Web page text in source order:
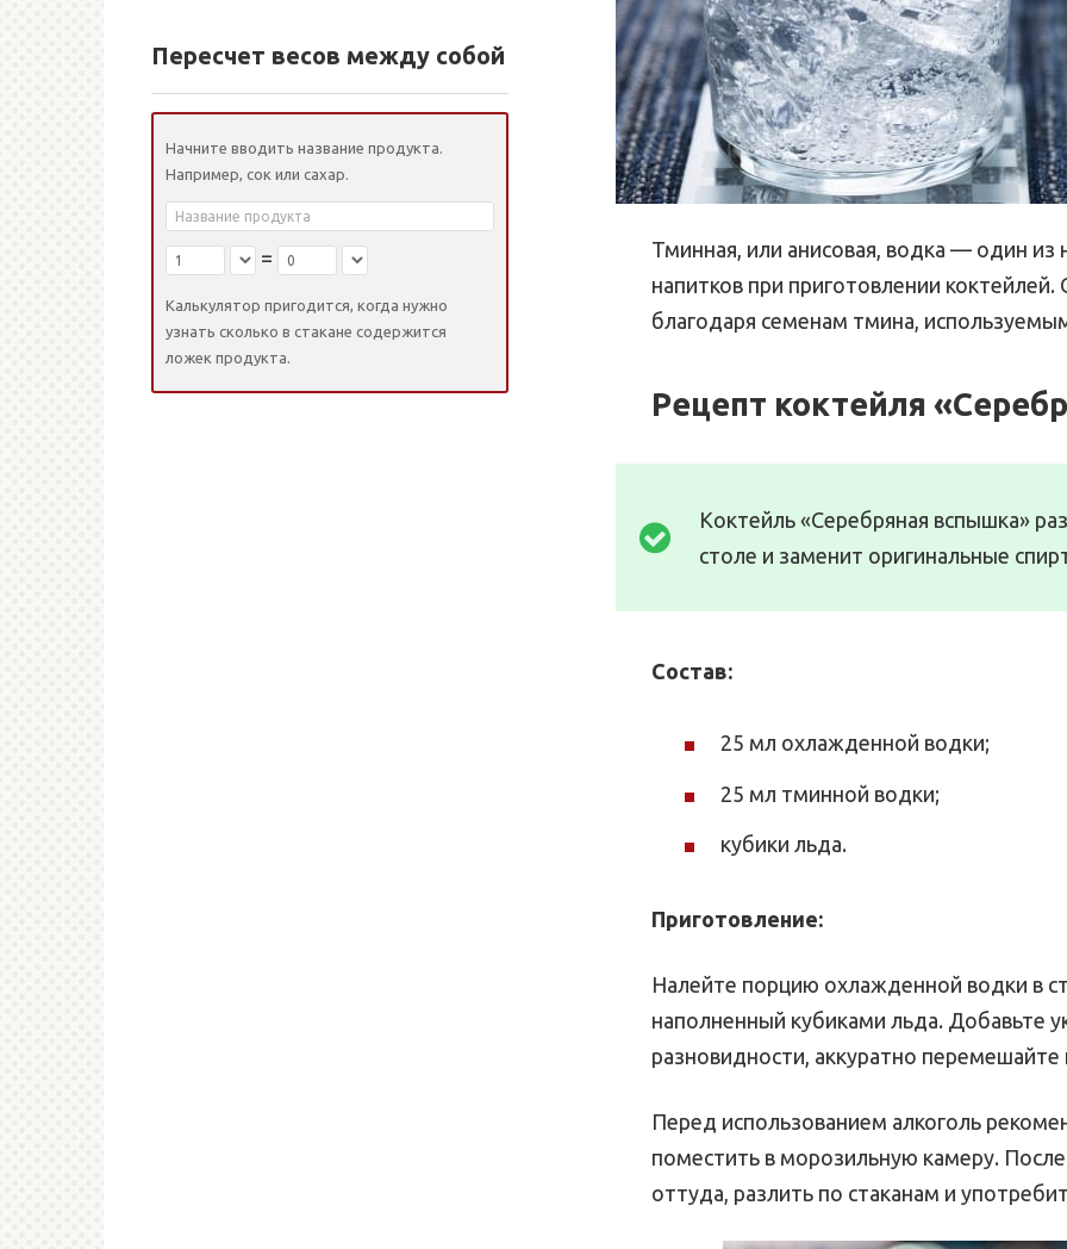
Тминная, или анисовая, водка — один
напитков при приготовлении
благодаря семенам тмина,
Рецепт коктейля
Коктейль «Серебряная вспышка»
столе и заменит оригинальные
Состав:
25 мл охлажденной водки;
25 мл тминной водки;
кубики льда.
Приготовление:
Налейте порцию охлажденной водки в
наполненный кубиками льда. Добавьте
разновидности, аккуратно перемешайте
Перед использованием алкоголь
поместить в морозильную камеру.
оттуда, разлить по стаканам и
Пересчет весов между собой
Начните вводить название продукта.
Например, сок или сахар.
=
Калькулятор пригодится, когда нужно
узнать сколько в стакане содержится
ложек продукта.